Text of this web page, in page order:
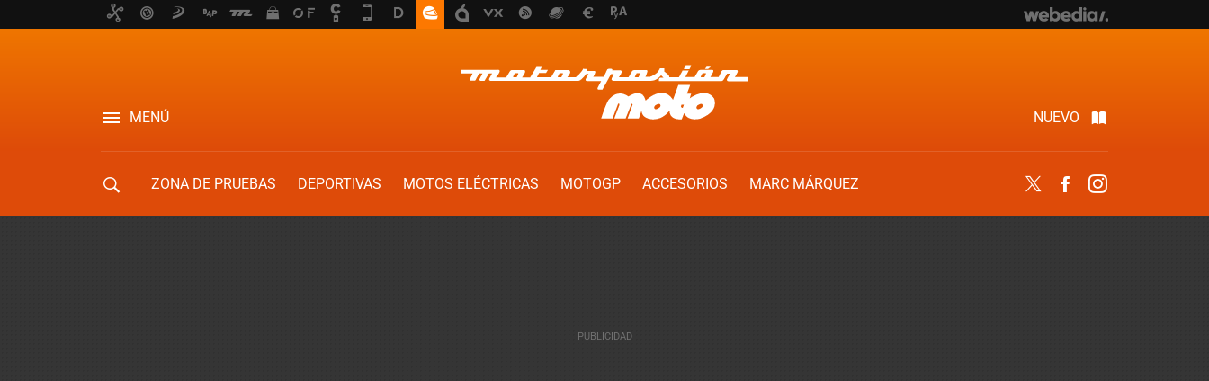
MENÚ NUEVO
ZONA DE PRUEBAS DEPORTIVAS MOTOS ELÉCTRICAS MOTOGP ACCESORIOS
MARC MÁRQUEZ
Twitter Facebook